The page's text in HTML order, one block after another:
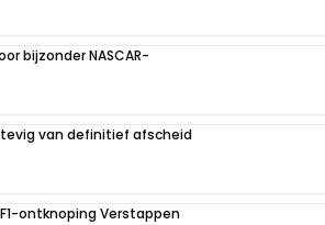
bijzonder NASCAR-
van definitief afscheid
ontknoping Verstappen